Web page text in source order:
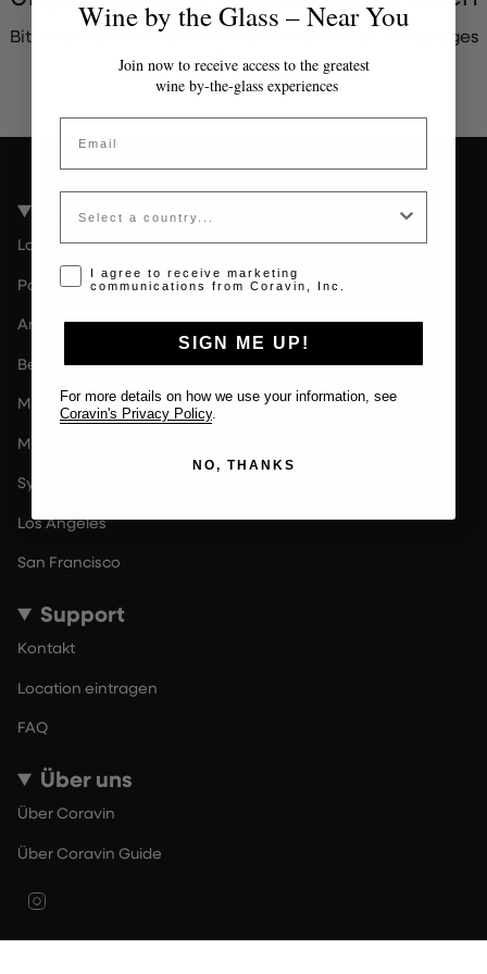
Bitte kontaktieren Sie den Administrator für ein gültiges
Token.
Coravin Guide Standorte
London
Paris
Amsterdam
Berlin
Milan
Melbourne
Sydney
Los Angeles
San Francisco
Support
Kontakt
Location eintragen
FAQ
Über uns
Über Coravin
Über Coravin Guide
Wine by the Glass – Near You
Join now to receive access to the greatest
wine by-the-glass experiences
Email
Country
Opt-in disclaimer
I agree to receive marketing
communications from Coravin, Inc.
SIGN ME UP!
For more details on how we use your information, see
Coravin's Privacy Policy
NO, THANKS